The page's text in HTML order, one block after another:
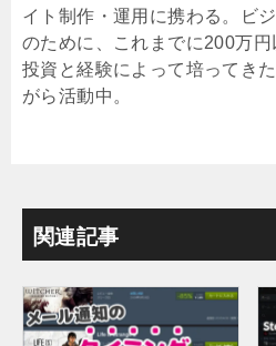
イト制作・運用に携わる。ビ
のために、これまでに200万円
投資と経験によって培ってき
がら活動中。
関連記事